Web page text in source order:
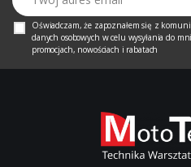
Oświadczam, że zapoznałem się z
danych osobowych w celu wysyłania do
promocjach, nowościach i rabatach